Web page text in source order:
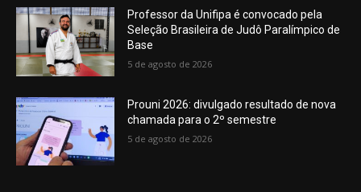
Professor da Unifipa é convocado pela
Seleção Brasileira de Judô Paralímpico de
Base
5 de agosto de 2026
Prouni 2026: divulgado resultado de nova
chamada para o 2º semestre
5 de agosto de 2026